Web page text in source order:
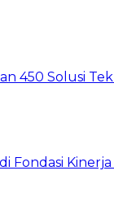
450 Solusi
Fondasi